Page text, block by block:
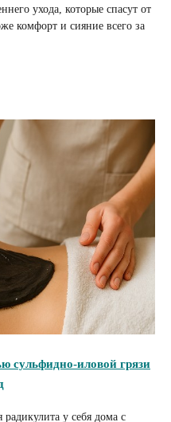
ухода, которые спасут от
комфорт и сияние всего за
сульфидно-иловой грязи
радикулита у себя дома с